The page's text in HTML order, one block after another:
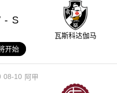
- S
瓦斯科达伽马
开始
08-10 阿甲